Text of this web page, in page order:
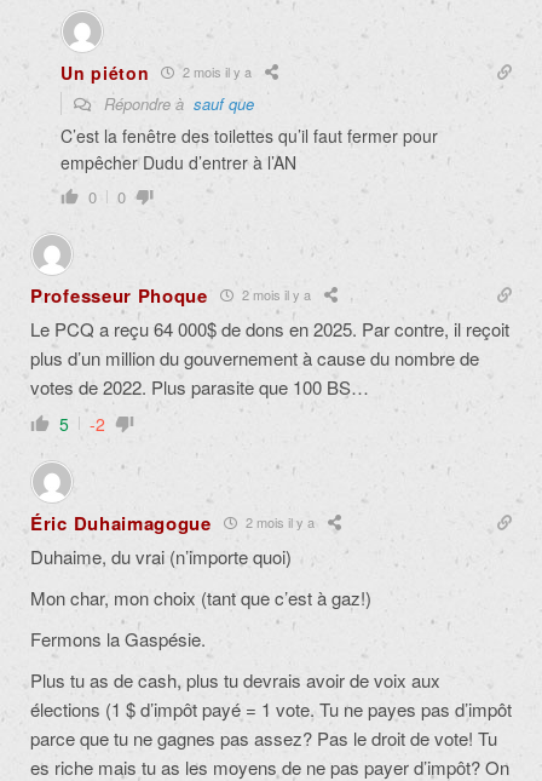
Un piéton 2 mois il y a
Répondre à sauf que
C’est la fenêtre des toilettes qu’il faut fermer pour
empêcher Dudu d’entrer à l’AN
0 0
Professeur Phoque 2 mois il y a
Le PCQ a reçu 64 000$ de dons en 2025. Par contre, il reçoit
plus d’un million du gouvernement à cause du nombre de
votes de 2022. Plus parasite que 100 BS…
5 -2
Éric Duhaimagogue 2 mois il y a
Duhaime, du vrai (n’importe quoi)
Mon char, mon choix (tant que c’est à gaz!)
Fermons la Gaspésie.
Plus tu as de cash, plus tu devrais avoir de voix aux
élections (1 $ d’impôt payé = 1 vote. Tu ne payes pas d’impôt
parce que tu ne gagnes pas assez? Pas le droit de vote! Tu
es riche mais tu as les moyens de ne pas payer d’impôt? On